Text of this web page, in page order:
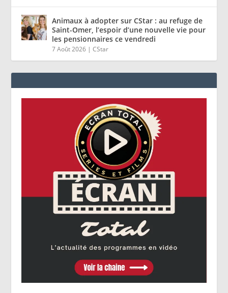
Animaux à adopter sur CStar : au refuge de
Saint-Omer, l’espoir d’une nouvelle vie pour
les pensionnaires ce vendredi
7 Août 2026 |CStar